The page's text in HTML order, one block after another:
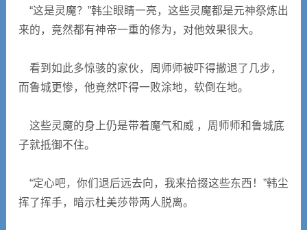
“这是灵魔？”韩尘眼睛一亮，这些灵魔都是元神祭炼出
来的，竟然都有神帝一重的修为，对他效果很大。
看到如此多惊骇的家伙，周师师被吓得撤退了几步，
而鲁城更惨，他竟然吓得一败涂地，软倒在地。
这些灵魔的身上仍是带着魔气和威 ，周师师和鲁城底
子就抵御不住。
“定心吧，你们退后远去向，我来拾掇这些东西！”韩尘
挥了挥手，暗示杜美莎带两人脱离。